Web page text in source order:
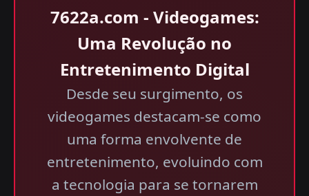
7622a.com - Videogames:
Uma Revolução no
Entretenimento Digital
Desde seu surgimento, os
videogames destacam-se como
uma forma envolvente de
entretenimento, evoluindo com
a tecnologia para se tornarem